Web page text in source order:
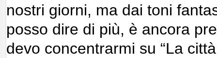
nostri giorni, ma dai toni
posso dire di più, è ancora
devo concentrarmi su “La